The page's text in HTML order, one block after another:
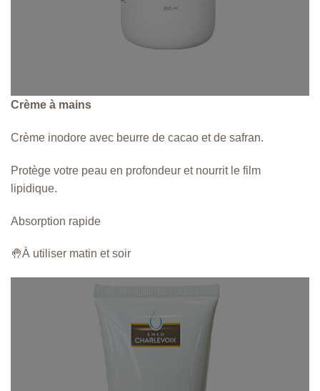
9
à
Crème à mains
Crème inodore avec beurre de cacao et de safran.
Protège votre peau en profondeur et nourrit le film
lipidique.
Absorption rapide
🤚À utiliser matin et soir